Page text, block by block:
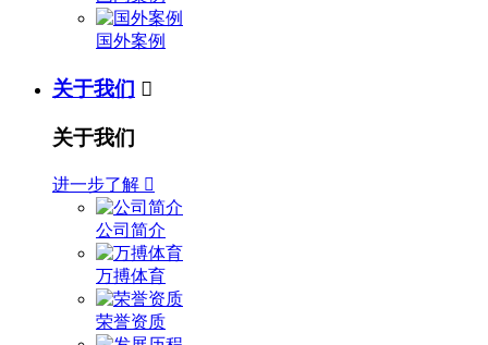
国外案例
关于我们 
关于我们
进一步了解 
公司简介
万搏体育
荣誉资质